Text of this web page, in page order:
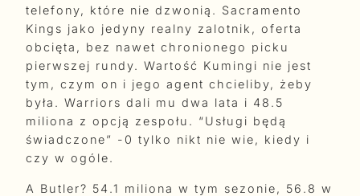
telefony, które nie dzwonią. Sacramento
Kings jako jedyny realny zalotnik, oferta
obcięta, bez nawet chronionego picku
pierwszej rundy. Wartość Kumingi nie jest
tym, czym on i jego agent chcieliby, żeby
była. Warriors dali mu dwa lata i 48.5
miliona z opcją zespołu. “Usługi będą
świadczone” -0 tylko nikt nie wie, kiedy i
czy w ogóle.
A Butler? 54.1 miliona w tym sezonie, 56.8 w